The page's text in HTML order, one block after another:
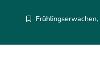
Frühlingserwachen,